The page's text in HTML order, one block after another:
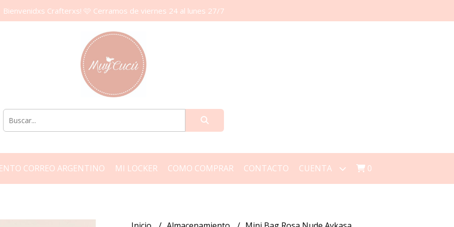
Bienvenidxs Crafterxs! 🩷 Cerramos de viernes 24 al lunes 27/7
CORREO ARGENTINO MI LOCKER COMO COMPRAR CONTACTO CUENTA 0